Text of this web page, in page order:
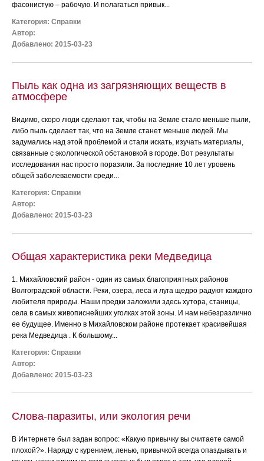
фасонистую – рабочую. И полагаться привык...
Категория: Справки
Автор:
Добавлено: 2015-03-23
Пыль как одна из загрязняющих веществ в
атмосфере
Видимо, скоро люди сделают так, чтобы на Земле стало меньше пыли,
либо пыль сделает так, что на Земле станет меньше людей. Мы
задумались над этой проблемой и стали искать, изучать материалы,
связанные с экологической обстановкой в городе. Вот результаты
исследования нас просто поразили. За последние 10 лет уровень
общей заболеваемости среди...
Категория: Справки
Автор:
Добавлено: 2015-03-23
Общая характеристика реки Медведица
1. Михайловский район - один из самых благоприятных районов
Волгоградской области. Реки, озера, леса и луга щедро радуют каждого
любителя природы. Наши предки заложили здесь хутора, станицы,
села в самых живописнейших уголках этой зоны. И нам небезразлично
ее будущее. Именно в Михайловском районе протекает красивейшая
река Медведица . К большому...
Категория: Справки
Автор:
Добавлено: 2015-03-23
Слова-паразиты, или экология речи
В Интернете был задан вопрос: «Какую привычку вы считаете самой
плохой?». Наряду с курением, ленью, привычкой всегда опаздывать и